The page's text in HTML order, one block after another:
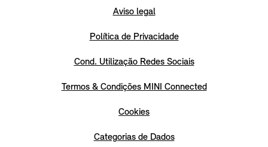
Aviso legal
Política de Privacidade
Cond. Utilização Redes Sociais
Termos & Condições MINI Connected
Cookies
Categorias de Dados